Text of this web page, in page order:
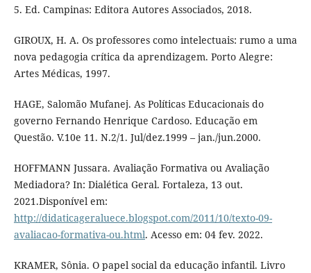
5. Ed. Campinas: Editora Autores Associados, 2018.
GIROUX, H. A. Os professores como intelectuais: rumo a uma
nova pedagogia crítica da aprendizagem. Porto Alegre:
Artes Médicas, 1997.
HAGE, Salomão Mufanej. As Políticas Educacionais do
governo Fernando Henrique Cardoso. Educação em
Questão. V.10e 11. N.2/1. Jul/dez.1999 – jan./jun.2000.
HOFFMANN Jussara. Avaliação Formativa ou Avaliação
Mediadora? In: Dialética Geral. Fortaleza, 13 out.
2021.Disponível em:
http://didaticageraluece.blogspot.com/2011/10/texto-09-
avaliacao-formativa-ou.html. Acesso em: 04 fev. 2022.
KRAMER, Sônia. O papel social da educação infantil. Livro